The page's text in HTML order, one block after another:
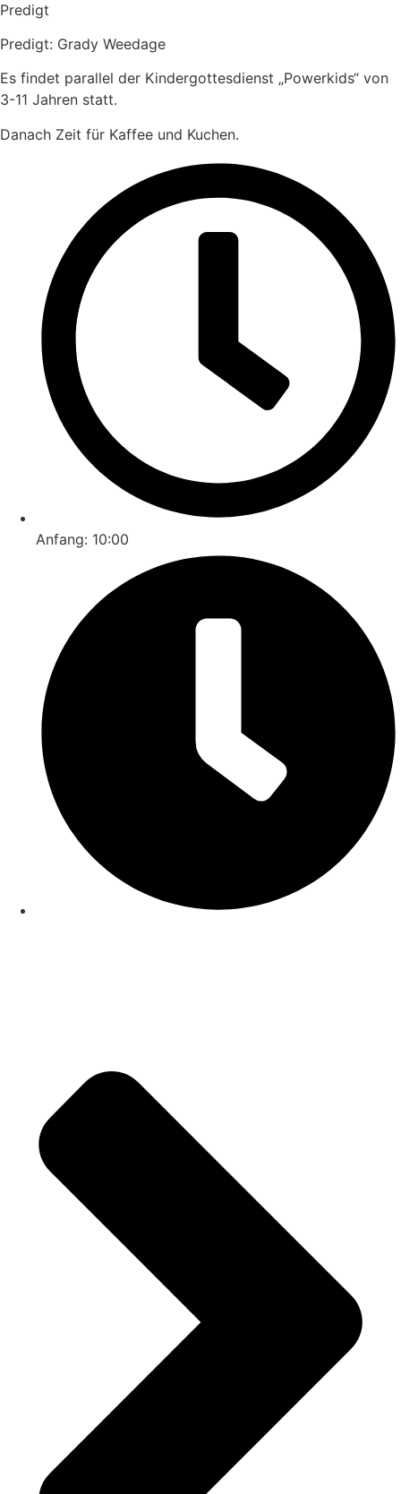
Predigt
Predigt: Grady Weedage
Es findet parallel der Kindergottesdienst „Powerkids“ von
3-11 Jahren statt.
Danach Zeit für Kaffee und Kuchen.
Anfang: 10:00